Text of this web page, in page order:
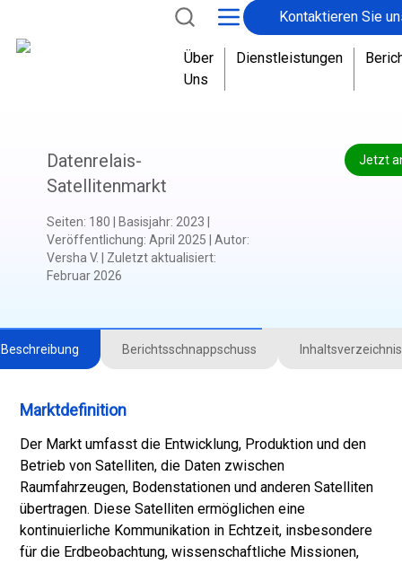
Kontaktieren Sie
Über
Uns
Dienstleistungen
Jetzt
Datenrelais-
Satellitenmarkt
Seiten: 180 Basisjahr: 2023
Veröffentlichung: April 2025 Autor:
Versha V.
Zuletzt aktualisiert:
Februar 2026
Beschreibung Berichtsschnappschuss Inhaltsverzeichnis
Marktdefinition
Der Markt umfasst die Entwicklung, Produktion und den
Betrieb von Satelliten, die Daten zwischen
Raumfahrzeugen, Bodenstationen und anderen Satelliten
übertragen. Diese Satelliten ermöglichen eine
kontinuierliche Kommunikation in Echtzeit, insbesondere
für die Erdbeobachtung, wissenschaftliche Missionen,